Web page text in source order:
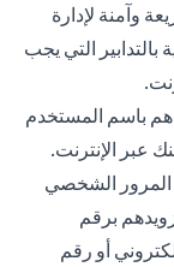
وآمنة لإدارة
التي يجب
باسم المستخدم
عبر الإنترنت.
المرور الشخصي
برقم
أو رقم